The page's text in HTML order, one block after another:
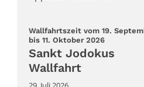
Wallfahrtszeit vom 19.
bis 11. Oktober 2026:
Sankt Jodokus
Wallfahrt